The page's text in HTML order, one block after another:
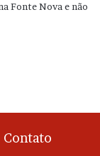
Fonte Nova e não
Contato